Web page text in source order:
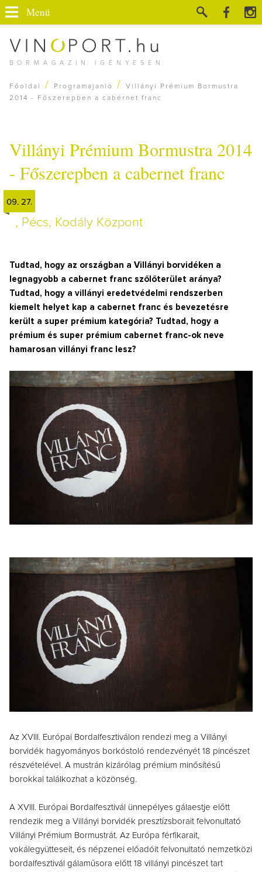
BORMAGAZIN IGÉNYESEN
Menü
Főoldal / Programajanló /
Villányi Prémium Bormustra
2014 - Főszerepben a cabernet franc
Villányi Prémium Bormustra 2014
- Főszerepben a cabernet franc
09. 27.
, Pécs, Kodály Központ
Tudtad, hogy az országban a Villányi borvidéken a
legnagyobb a cabernet franc szőlőterület aránya?
Tudtad, hogy a villányi eredetvédelmi rendszerben
kiemelt helyet kap a cabernet franc és bevezetésre
került a super prémium kategória? Tudtad, hogy a
prémium és super prémium cabernet franc-ok neve
hamarosan villányi franc lesz?
Az XVIII. Európai Bordalfesztiválon rendezi meg a Villányi
borvidék hagyományos borkóstoló rendezvényét 18 pincészet
részvételével. A mustrán kizárólag prémium minősítésű
borokkal találkozhat a közönség.
A XVIII. Európai Bordalfesztivál ünnepélyes gálaestje előtt
rendezik meg a Villányi borvidék presztízsborait felvonultató
Villányi Prémium Bormustrát. Az Európa férfikarait,
vokálegyütteseit, és népzenei előadóit felvonultató nemzetközi
bordalfesztivál gálaműsora előtt 18 villányi pincészet tart